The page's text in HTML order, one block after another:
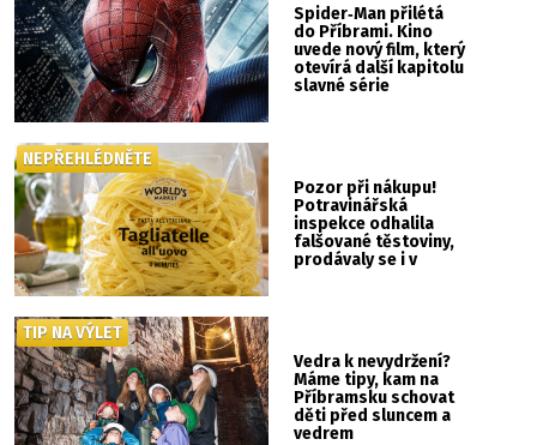
Spider‑Man přilétá
do Příbrami. Kino
uvede nový film, který
otevírá další kapitolu
slavné série
Pozor při nákupu!
Potravinářská
inspekce odhalila
falšované těstoviny,
prodávaly se i v
NEPŘEHLÉDNĚTE
Vedra k nevydržení?
Máme tipy, kam na
Příbramsku schovat
děti před sluncem a
vedrem
TIP NA VÝLET